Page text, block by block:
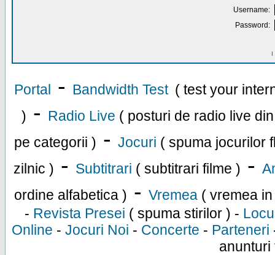
Username:
Password:
I
Portal - Bandwidth Test ( test your
) - Radio Live ( posturi de radio live
pe categorii ) - Jocuri ( spuma jocurilor
zilnic ) - Subtitrari ( subtitrari filme ) -
ordine alfabetica ) - Vremea ( vremea
- Revista Presei ( spuma stirilor ) -
Online - Jocuri Noi - Concerte - Parteneri
anunturi